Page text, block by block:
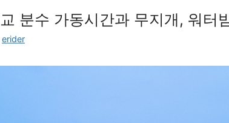
분수 가동시간과 무지개, 워터
erider